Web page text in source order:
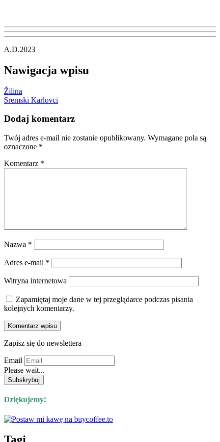
A.D.2023
Nawigacja wpisu
Žilina
Sremski Karlovci
Dodaj komentarz
Twój adres e-mail nie zostanie opublikowany. Wymagane pola są
oznaczone *
Komentarz *
Nazwa *
Adres e-mail *
Witryna internetowa
Zapamiętaj moje dane w tej przeglądarce podczas pisania
kolejnych komentarzy.
Zapisz się do newslettera
Email
Please wait...
Dziękujemy!